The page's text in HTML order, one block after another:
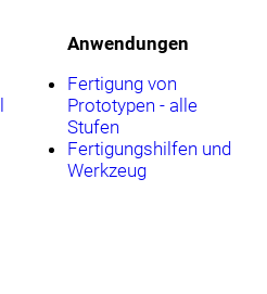
Anwendungen
Fertigung von
Prototypen - alle
Stufen
Fertigungshilfen und
Werkzeug